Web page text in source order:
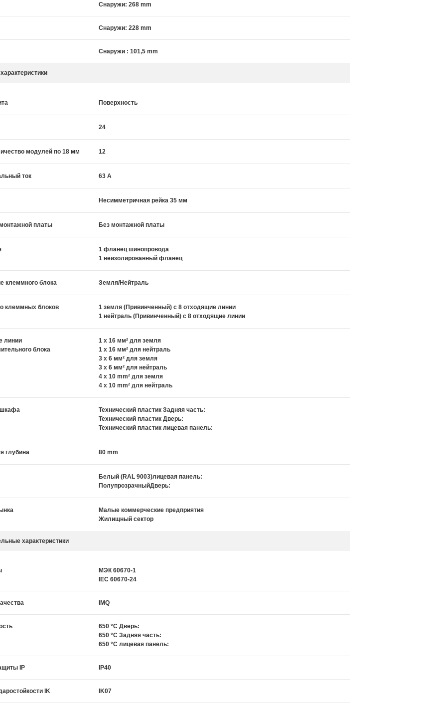
Снаружи: 268 mm
Снаружи: 228 mm
Снаружи : 101,5 mm
характеристики
Поверхность
24
модулей по 18 мм 12
ток 63 A
Несимметричная рейка 35 мм
платы Без монтажной платы
1 фланец шинопровода
1 неизолированный фланец
клеммного блока Земля/Нейтраль
клеммных блоков
1 земля (Привинченный) с 8 отходящие линии
1 нейтраль (Привинченный) с 8 отходящие линии
линии
блока
1 x 16 мм² для земля
1 x 16 мм² для нейтраль
3 x 6 мм² для земля
3 x 6 мм² для нейтраль
4 x 10 mm² для земля
4 x 10 mm² для нейтраль
Технический пластик Задняя часть:
Технический пластик Дверь:
Технический пластик лицевая панель:
глубина 80 mm
Белый (RAL 9003)лицевая панель:
ПолупрозрачныйДверь:
Малые коммерческие предприятия
Жилищный сектор
МЭК 60670-1
IEC 60670-24
IMQ
650 °C Дверь:
650 °C Задняя часть:
650 °C лицевая панель:
IP IP40
IK IK07